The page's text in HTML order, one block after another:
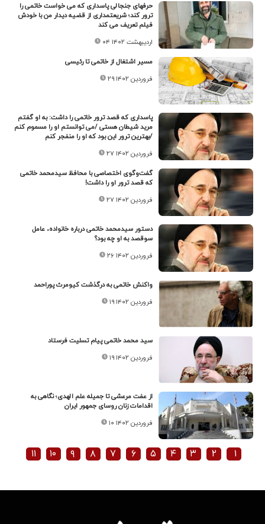
حرفهای جنجالی پاسداری که می خواست خاتمی را
ترور کند؛ شریعتمداری از قضیه دیدار من با خودش
فیلم تعریف می کند
۰۴ اردیبهشت ۱۴۰۲
مسیر اشتغال از خاتمی تا رئیسی
۲۹ فروردین ۱۴۰۲
پاسداری که قصد ترور خاتمی را داشت: به او گفتم
مرید شیطان هستی /می توانستم او را مسموم کنم
/بهترین ترور این بود که او را منفجر کنم
۲۷ فروردین ۱۴۰۲
گفت‌وگوی اختصاصی با محافظ سیدمحمد خاتمی
که قصد ترور او را داشت!
۲۷ فروردین ۱۴۰۲
دستور سیدمحمد خاتمی درباره خانواده، عامل
سوقصد به او چه بود؟
۲۶ فروردین ۱۴۰۲
واکنش خاتمی به درگذشت کیومرث پوراحمد
۱۹ فروردین ۱۴۰۲
سید محمد خاتمی پیام تسلیت فرستاد
۱۹ فروردین ۱۴۰۲
از عفت مرعشی تا جمیله علم الهدی؛ نگاهی به
اقدامات زنان روسای جمهور ایران
۱۰ فروردین ۱۴۰۲
۱ ۲ ۳ ۴ ۵ ۶ ۷ ۸ ۹ ۱۰ ۱۱